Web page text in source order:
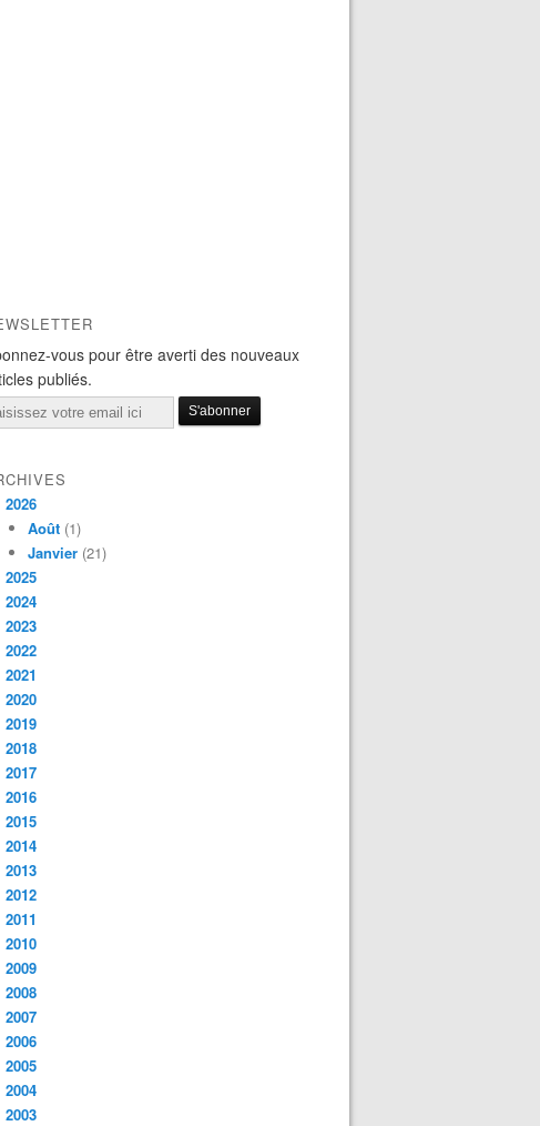
vous pour être averti des nouveaux
publiés.
2026
Août (1)
Janvier (21)
2025
2024
2023
2022
2021
2020
2019
2018
2017
2016
2015
2014
2013
2012
2011
2010
2009
2008
2007
2006
2005
2004
2003